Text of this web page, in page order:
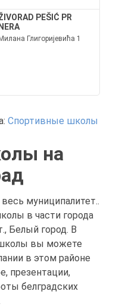
PEŠIĆ PR
NERA
Милана Глигоријевића 1
Спортивные школы
на
муниципалитет..
в части города
Белый город. В
вы можете
в этом районе
презентации,
белградских